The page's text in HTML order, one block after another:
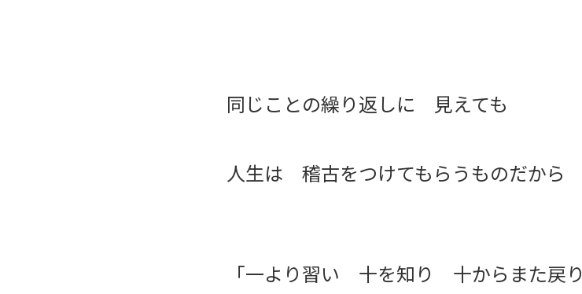
同じことの繰り返しに 見えても
人生は 稽古をつけてもらうものだから
「一より習い 十を知り 十からまた戻り